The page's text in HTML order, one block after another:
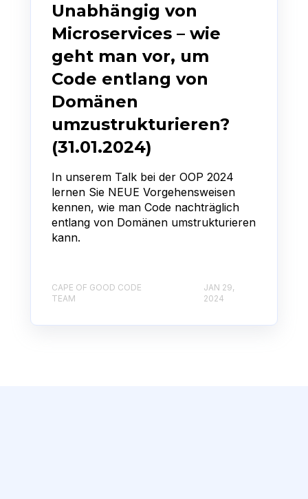
Unabhängig von
Microservices – wie
geht man vor, um
Code entlang von
Domänen
umzustrukturieren?
(31.01.2024)
In unserem Talk bei der OOP 2024
lernen Sie NEUE Vorgehensweisen
kennen, wie man Code nachträglich
entlang von Domänen umstrukturieren
kann.
CAPE OF GOOD CODE
TEAM
JAN 29,
2024